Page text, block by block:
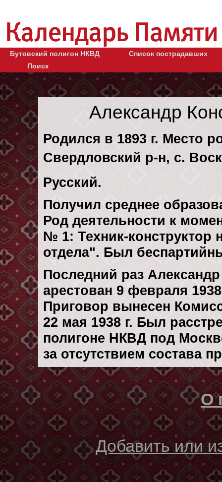
Бутовский полигон НКВД
Список пострадавших
Поиск
Александр
Родился в 1893 г. Место
Свердловский р-н, с.
Русский.
Получил среднее
Род деятельности к
№ 1: Техник-конструктор
отдела". Был
Последний раз
арестован 9 февраля 1938
Приговор вынесен
22 мая 1938 г. Был
полигоне НКВД под
за отсутствием состава
О
Добавить или